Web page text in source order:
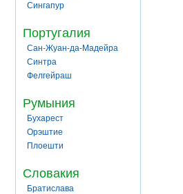
Сингапур
Португалия
Сан-Жуан-да-Мадейра
Синтра
Фелгейраш
Румыния
Бухарест
Орэштие
Плоешти
Словакия
Братислава